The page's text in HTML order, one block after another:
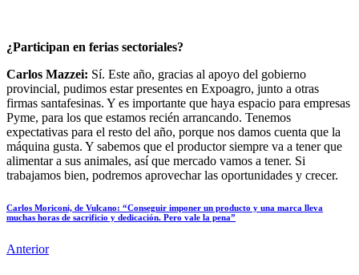
¿Participan en ferias sectoriales?
Carlos Mazzei: Sí. Este año, gracias al apoyo del gobierno
provincial, pudimos estar presentes en Expoagro, junto a otras
firmas santafesinas. Y es importante que haya espacio para empresas
Pyme, para los que estamos recién arrancando. Tenemos
expectativas para el resto del año, porque nos damos cuenta que la
máquina gusta. Y sabemos que el productor siempre va a tener que
alimentar a sus animales, así que mercado vamos a tener. Si
trabajamos bien, podremos aprovechar las oportunidades y crecer.
Carlos Moriconi, de Vulcano: “Conseguir imponer un producto y una marca lleva
muchas horas de sacrificio y dedicación. Pero vale la pena”
Anterior